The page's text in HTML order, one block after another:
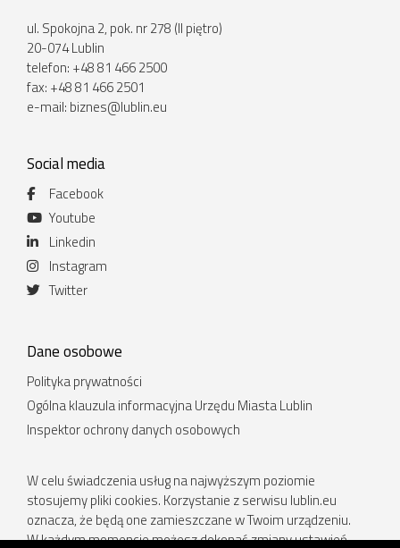
ul. Spokojna 2, pok. nr 278 (II piętro)
20-074 Lublin
telefon: +48 81 466 2500
fax: +48 81 466 2501
e-mail: biznes@lublin.eu
Social media
Facebook
Youtube
Linkedin
Instagram
Twitter
Dane osobowe
Polityka prywatności
Ogólna klauzula informacyjna Urzędu Miasta Lublin
Inspektor ochrony danych osobowych
W celu świadczenia usług na najwyższym poziomie
stosujemy pliki cookies. Korzystanie z serwisu lublin.eu
oznacza, że będą one zamieszczane w Twoim urządzeniu.
W każdym momencie możesz dokonać zmiany ustawień